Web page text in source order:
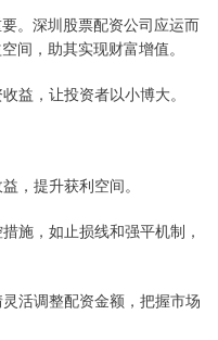
。深圳股票配资公司应运而
间，助其实现财富增值。
益，让投资者以小博大。
，提升获利空间。
施，如止损线和强平机制，
活调整配资金额，把握市场